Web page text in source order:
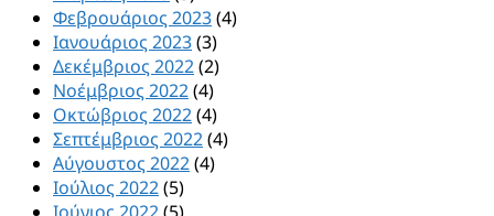
Φεβρουάριος 2023(4)
Ιανουάριος 2023(3)
Δεκέμβριος 2022(2)
Νοέμβριος 2022(4)
Οκτώβριος 2022(4)
Σεπτέμβριος 2022(4)
Αύγουστος 2022(4)
Ιούλιος 2022(5)